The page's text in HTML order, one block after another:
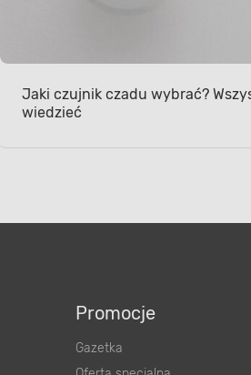
Jaki czujnik czadu wybrać?
wiedzieć
Promocje
Gazetka